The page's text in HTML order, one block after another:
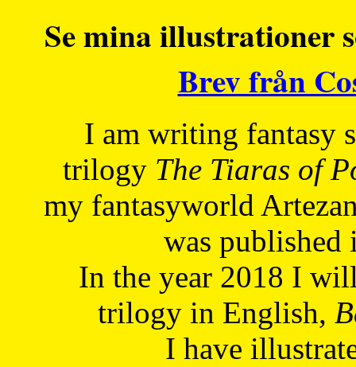
Se mina illustrationer
Brev från
I am writing fantasy
trilogy The Tiaras of
my fantasyworld
was published
In the year 2018 I
trilogy in English,
I have